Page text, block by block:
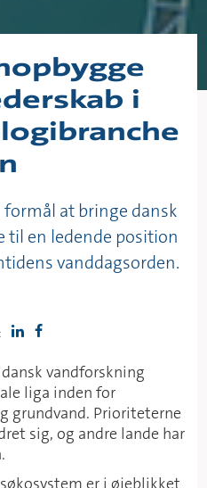
i
n
at bringe dansk
til en ledende position
vanddagsorden.
vandforskning
liga inden for
grundvand. Prioriteterne
sig, og andre lande har
er i øjeblikket